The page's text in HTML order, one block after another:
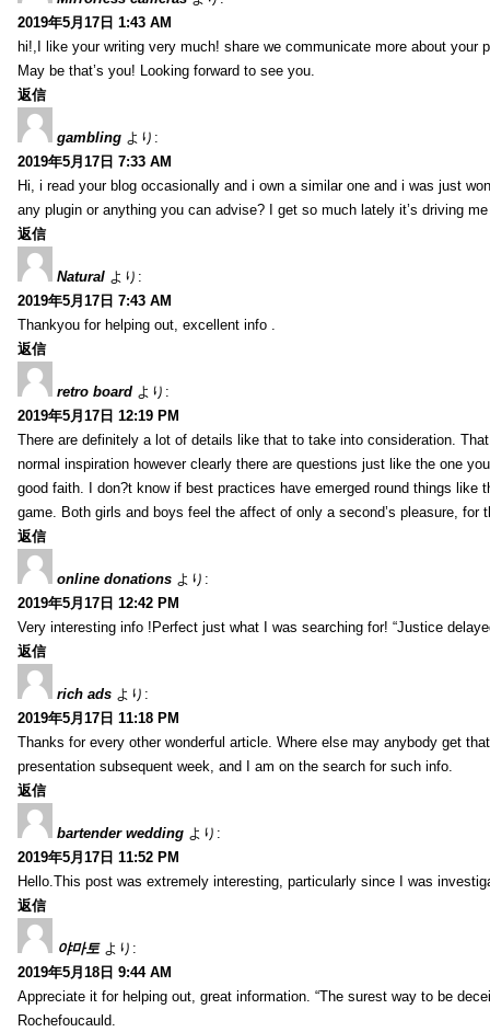
2019年5月17日 1:43 AM
hi!,I like your writing very much! share we communicate more about
May be that’s you! Looking forward to see you.
返信
gambling より:
2019年5月17日 7:33 AM
Hi, i read your blog occasionally and i own a similar one and i was just
any plugin or anything you can advise? I get so much lately it’s driving
返信
Natural より:
2019年5月17日 7:43 AM
Thankyou for helping out, excellent info .
返信
retro board より:
2019年5月17日 12:19 PM
There are definitely a lot of details like that to take into consideration.
normal inspiration however clearly there are questions just like the one
good faith. I don?t know if best practices have emerged round things
game. Both girls and boys feel the affect of only a second’s pleasure, for
返信
online donations より:
2019年5月17日 12:42 PM
Very interesting info !Perfect just what I was searching for! “Justice
返信
rich ads より:
2019年5月17日 11:18 PM
Thanks for every other wonderful article. Where else may anybody get
presentation subsequent week, and I am on the search for such info.
返信
bartender wedding より:
2019年5月17日 11:52 PM
Hello.This post was extremely interesting, particularly since I was
返信
야마토 より:
2019年5月18日 9:44 AM
Appreciate it for helping out, great information. “The surest way to be
Rochefoucauld.